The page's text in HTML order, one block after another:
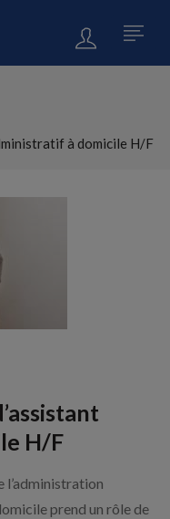
à domicile H/F
H/F
l’administration
prend un rôle de